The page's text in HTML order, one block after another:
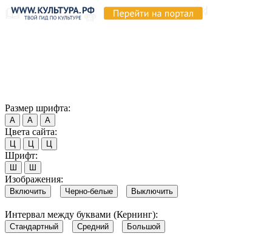
Размер шрифта:
А А А
Цвета сайта:
Ц Ц Ц
Шрифт:
Ш Ш
Изображения:
Включить Черно-белые Выключить
Интервал между буквами (Кернинг):
Стандартный Средний Большой